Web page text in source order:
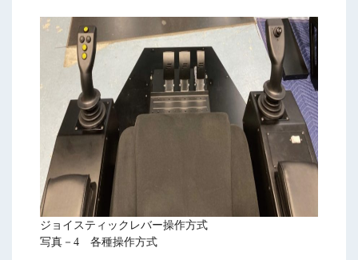
ジョイスティックレバー操作方式
写真－4 各種操作方式